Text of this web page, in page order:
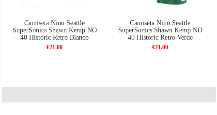
Camiseta Nino Seattle
SuperSonics Shawn Kemp NO
40 Historic Retro Blanco
€21.00
Camiseta Nino Seattle
SuperSonics Shawn Kemp NO
40 Historic Retro Verde
€21.00